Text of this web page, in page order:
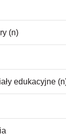
(n)
edukacyjne